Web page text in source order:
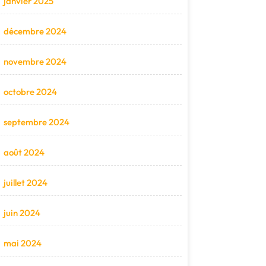
décembre 2024
novembre 2024
octobre 2024
septembre 2024
août 2024
juillet 2024
juin 2024
mai 2024